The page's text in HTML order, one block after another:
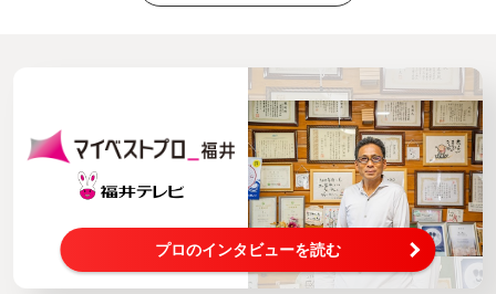
プロのインタビューを読む